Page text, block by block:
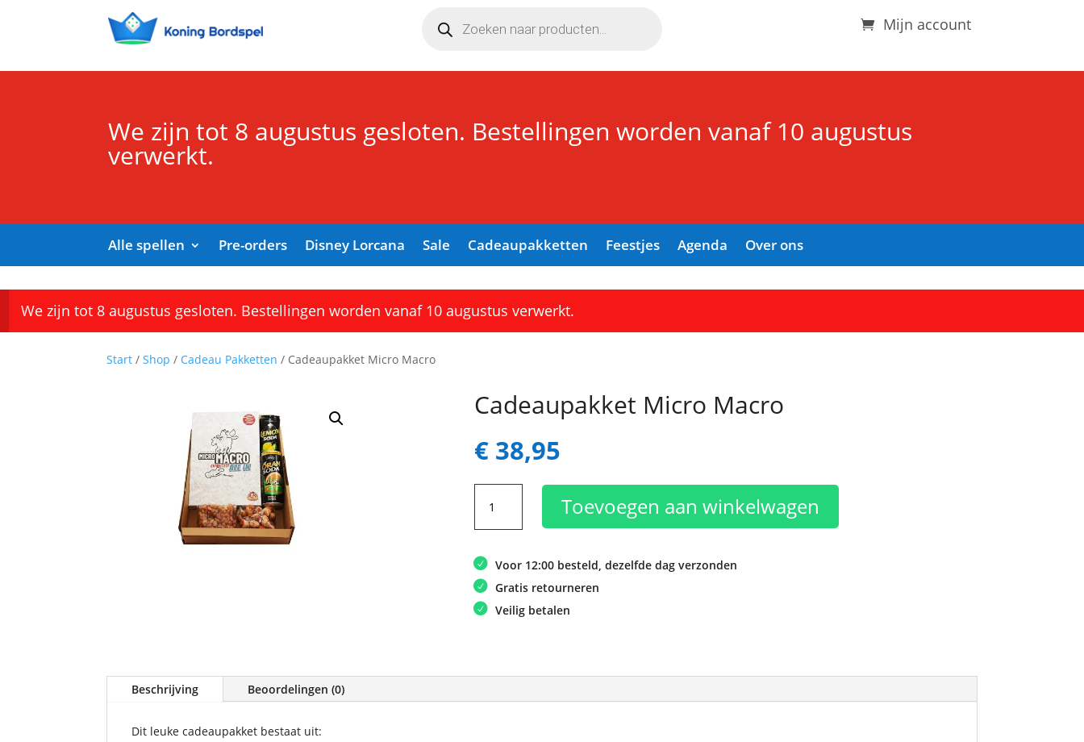
zoeken Mijn account
We zijn tot 8 augustus gesloten. Bestellingen worden vanaf 10 augustus
verwerkt.
Alle spellen Pre-orders Disney Lorcana Sale Cadeaupakketten Feestjes Agenda Over ons
We zijn tot 8 augustus gesloten. Bestellingen worden vanaf 10 augustus verwerkt.
Start / Shop / Cadeau Pakketten / Cadeaupakket Micro Macro
Cadeaupakket Micro Macro
€38,95
Cadeaupakket
Micro
Macro
Toevoegen aan winkelwagen
Voor 12:00 besteld, dezelfde dag verzonden
Gratis retourneren
Veilig betalen
Beschrijving Beoordelingen (0)
Dit leuke cadeaupakket bestaat uit: